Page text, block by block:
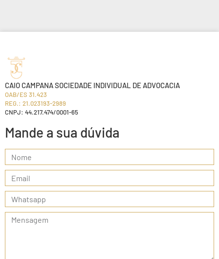
Mande a sua dúvida
CAIO CAMPANA SOCIEDADE INDIVIDUAL DE ADVOCACIA
OAB/ES 31.423
REG.: 21.023193-2989
CNPJ: 44.217.474/0001-65